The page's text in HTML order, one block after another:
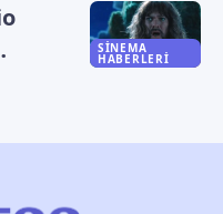
SINEMA
HABERLERI